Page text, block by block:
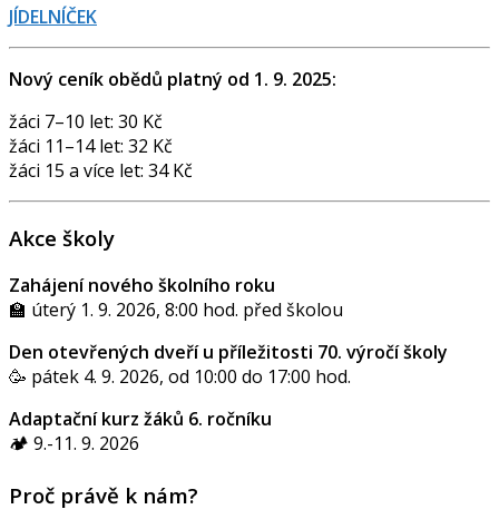
JÍDELNÍČEK
Nový ceník obědů platný od 1. 9. 2025:
žáci 7–10 let: 30 Kč
žáci 11–14 let: 32 Kč
žáci 15 a více let: 34 Kč
Akce školy
Zahájení nového školního roku
🏫 úterý 1. 9. 2026, 8:00 hod. před školou
Den otevřených dveří u příležitosti 70. výročí školy
🥳 pátek 4. 9. 2026, od 10:00 do 17:00 hod.
Adaptační kurz žáků 6. ročníku
🏕️ 9.-11. 9. 2026
Proč právě k nám?